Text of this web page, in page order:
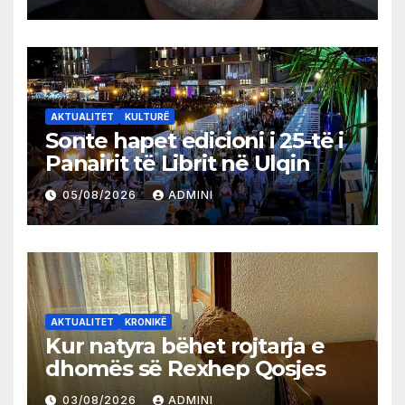
AKTUALITET KULTURË
Sonte hapet edicioni i 25-të i
Panairit të Librit në Ulqin
05/08/2026 ADMINI
AKTUALITET KRONIKË
Kur natyra bëhet rojtarja e
dhomës së Rexhep Qosjes
03/08/2026 ADMINI